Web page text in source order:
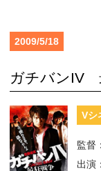
2009/5/18
ガチバンIV
Vシ
監督
出演